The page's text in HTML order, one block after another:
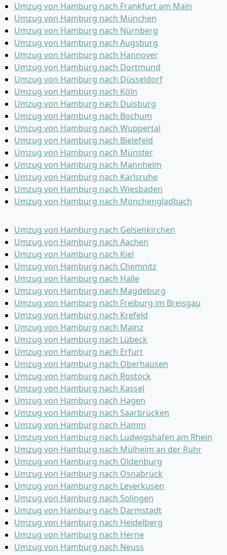
Umzug von Hamburg nach Frankfurt am Main
Umzug von Hamburg nach München
Umzug von Hamburg nach Nürnberg
Umzug von Hamburg nach Augsburg
Umzug von Hamburg nach Hannover
Umzug von Hamburg nach Dortmund
Umzug von Hamburg nach Düsseldorf
Umzug von Hamburg nach Köln
Umzug von Hamburg nach Duisburg
Umzug von Hamburg nach Bochum
Umzug von Hamburg nach Wuppertal
Umzug von Hamburg nach Bielefeld
Umzug von Hamburg nach Münster
Umzug von Hamburg nach Mannheim
Umzug von Hamburg nach Karlsruhe
Umzug von Hamburg nach Wiesbaden
Umzug von Hamburg nach Mönchen­gladbach
Umzug von Hamburg nach Gelsenkirchen
Umzug von Hamburg nach Aachen
Umzug von Hamburg nach Kiel
Umzug von Hamburg nach Chemnitz
Umzug von Hamburg nach Halle
Umzug von Hamburg nach Magdeburg
Umzug von Hamburg nach Freiburg im Breisgau
Umzug von Hamburg nach Krefeld
Umzug von Hamburg nach Mainz
Umzug von Hamburg nach Lübeck
Umzug von Hamburg nach Erfurt
Umzug von Hamburg nach Oberhausen
Umzug von Hamburg nach Rostock
Umzug von Hamburg nach Kassel
Umzug von Hamburg nach Hagen
Umzug von Hamburg nach Saarbrücken
Umzug von Hamburg nach Hamm
Umzug von Hamburg nach Ludwigshafen am Rhein
Umzug von Hamburg nach Mülheim an der Ruhr
Umzug von Hamburg nach Oldenburg
Umzug von Hamburg nach Osnabrück
Umzug von Hamburg nach Leverkusen
Umzug von Hamburg nach Solingen
Umzug von Hamburg nach Darmstadt
Umzug von Hamburg nach Heidelberg
Umzug von Hamburg nach Herne
Umzug von Hamburg nach Neuss